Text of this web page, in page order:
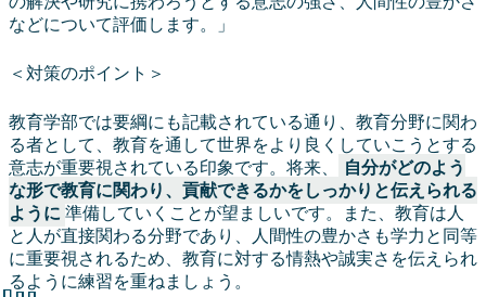
などについて評価します。」
＜対策のポイント＞
教育学部では要綱にも記載されている通り、教育分野に関わ
る者として、教育を通して世界をより良くしていこうとする
意志が重要視されている印象です。将来、
自分がどのよう
な形で教育に関わり、貢献できるかをしっかりと伝えられる
ように 準備していくことが望ましいです。また、教育は人
と人が直接関わる分野であり、人間性の豊かさも学力と同等
に重要視されるため、教育に対する情熱や誠実さを伝えられ
るように練習を重ねましょう。